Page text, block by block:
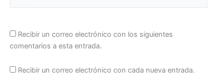
Recibir un correo electrónico con los siguientes
comentarios a esta entrada.
Recibir un correo electrónico con cada nueva entrada.